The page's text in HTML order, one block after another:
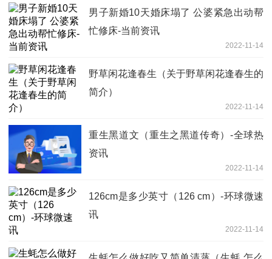
男子新婚10天婚床塌了 公婆紧急出动帮
忙修床-当前资讯
2022-11-14
野草闲花逢春生（关于野草闲花逢春生的
简介）
2022-11-14
重生黑道文（重生之黑道传奇）-全球热
资讯
2022-11-14
126cm是多少英寸（126 cm）-环球微速
讯
2022-11-14